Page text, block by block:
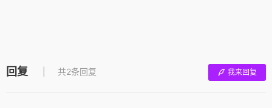
回复 共2条回复 我来回复